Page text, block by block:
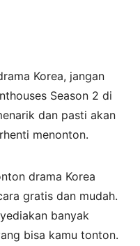
Korea, jangan
Season 2 di
dan pasti akan
menonton.
drama Korea
gratis dan mudah.
banyak
bisa kamu tonton.